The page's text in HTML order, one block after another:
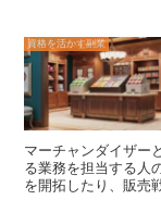
ンセリングを行うものです。 対面式の副業は、
向き合ってカウンセ
ができます。また、
も得ることができる
きます。しかし、対
り、移動時間を考慮
るというデメリットがあります。 オンライ
ネットを利用してカ
ず、気軽に始めるこ
ど、さまざまなツー
資格を活かす副業
マーチャンダイザー
る業務を担当する人
を開拓したり、販売